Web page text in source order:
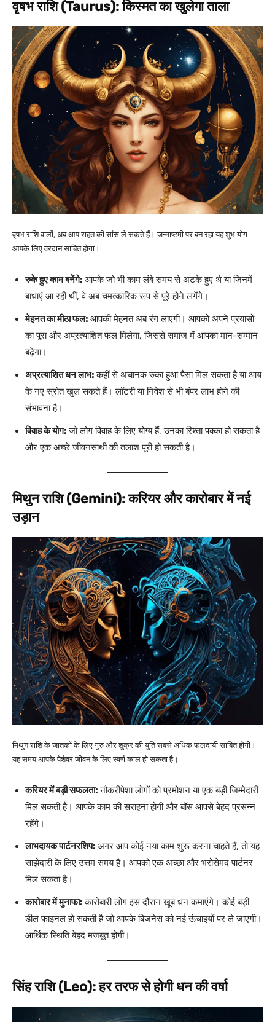
वृषभ राशि (Taurus): किस्मत का खुलेगा ताला
वृषभ राशि वालों, अब आप राहत की सांस ले सकते हैं। जन्माष्टमी पर बन रहा यह शुभ योग
आपके लिए वरदान साबित होगा।
रुके हुए काम बनेंगे: आपके जो भी काम लंबे समय से अटके हुए थे या जिनमें
बाधाएं आ रही थीं, वे अब चमत्कारिक रूप से पूरे होने लगेंगे।
मेहनत का मीठा फल: आपकी मेहनत अब रंग लाएगी। आपको अपने प्रयासों
का पूरा और अप्रत्याशित फल मिलेगा, जिससे समाज में आपका मान-सम्मान
बढ़ेगा।
अप्रत्याशित धन लाभ:कहीं से अचानक रुका हुआ पैसा मिल सकता है या आय
के नए स्रोत खुल सकते हैं। लॉटरी या निवेश से भी बंपर लाभ होने की
संभावना है।
विवाह के योग:जो लोग विवाह के लिए योग्य हैं, उनका रिश्ता पक्का हो सकता है
और एक अच्छे जीवनसाथी की तलाश पूरी हो सकती है।
मिथुन राशि (Gemini): करियर और कारोबार में नई
उड़ान
मिथुन राशि के जातकों के लिए गुरु और शुक्र की युति सबसे अधिक फलदायी साबित होगी।
यह समय आपके पेशेवर जीवन के लिए स्वर्ण काल हो सकता है।
करियर में बड़ी सफलता:नौकरीपेशा लोगों को प्रमोशन या एक बड़ी जिम्मेदारी
मिल सकती है। आपके काम की सराहना होगी और बॉस आपसे बेहद प्रसन्न
रहेंगे।
लाभदायक पार्टनरशिप: अगर आप कोई नया काम शुरू करना चाहते हैं, तो यह
साझेदारी के लिए उत्तम समय है। आपको एक अच्छा और भरोसेमंद पार्टनर
मिल सकता है।
कारोबार में मुनाफा:कारोबारी लोग इस दौरान खूब धन कमाएंगे। कोई बड़ी
डील फाइनल हो सकती है जो आपके बिजनेस को नई ऊंचाइयों पर ले जाएगी।
आर्थिक स्थिति बेहद मजबूत होगी।
सिंह राशि (Leo): हर तरफ से होगी धन की वर्षा